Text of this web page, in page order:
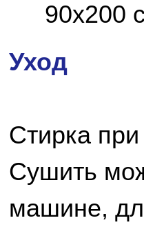
90х200
Уход
Стирка
Сушить
машине,